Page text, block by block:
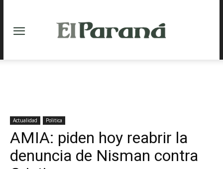
Actualidad Politica
AMIA: piden hoy reabrir la
denuncia de Nisman contra